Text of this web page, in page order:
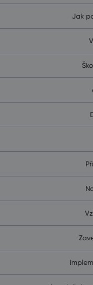
Jak